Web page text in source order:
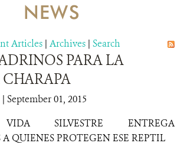
WHERE WE WORK
AREAS OF WORK
PROJECT MICROSITES
NEWS
NEWS
Articles | Archives | Search
PARA LA
| September 01, 2015
VIDA SILVESTRE ENTREGA
QUIENES PROTEGEN ESE REPTIL